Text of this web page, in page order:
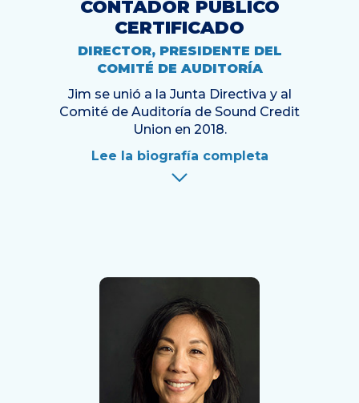
CONTADOR PÚBLICO
CERTIFICADO
DIRECTOR, PRESIDENTE DEL
COMITÉ DE AUDITORÍA
Jim se unió a la Junta Directiva y al
Comité de Auditoría de Sound Credit
Union en 2018.
Lee la biografía completa